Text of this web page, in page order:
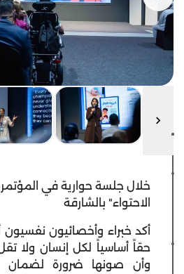
الاحتواء" بالشارقة
أكد خبراء وأخصائيون
حقاً أساسياً لكل إنسان ولا
وأن صونها ضرورة لضمان